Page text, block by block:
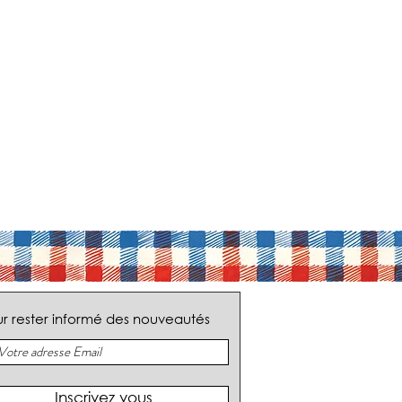
rester informé des nouveautés
Inscrivez vous